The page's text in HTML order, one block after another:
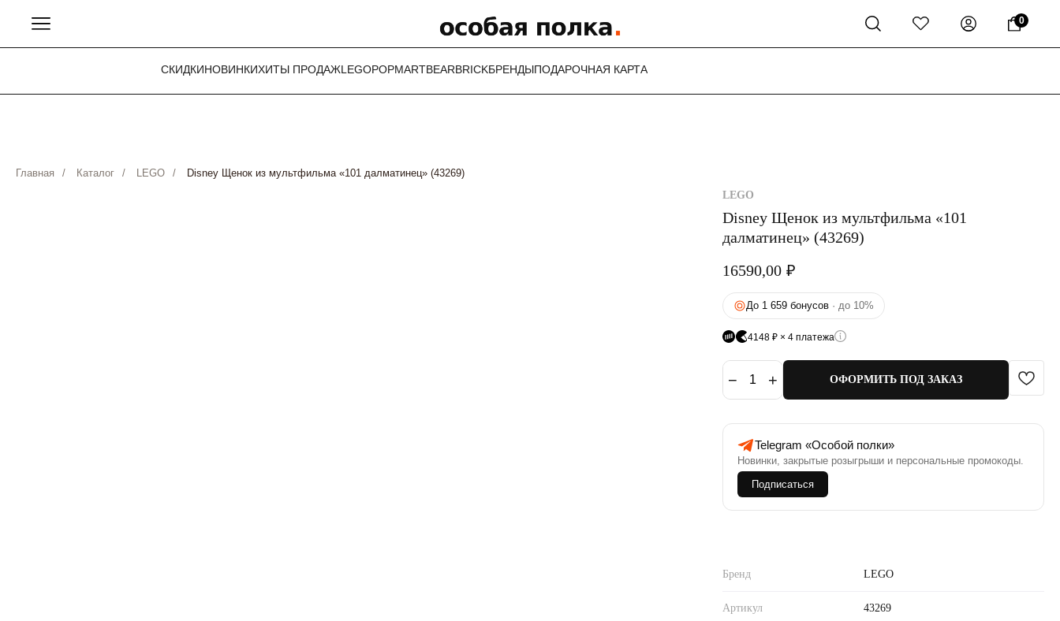
0
СКИДКИНОВИНКИХИТЫ ПРОДАЖLEGOPOPMARTBEARBRICKБРЕНДЫПОДАРОЧНАЯ КАРТА
Главная / Каталог / LEGO / Disney Щенок из мультфильма «101 далматинец» (43269)
Disney Щенок из мультфильма «101
далматинец» (43269)
LEGO
16590,00 ₽
До 1 659 бонусов · до 10%
4148 ₽ × 4 платежа
− 1 + ОФОРМИТЬ ПОД ЗАКАЗ
Telegram «Особой полки»
Новинки, закрытые розыгрыши и персональные промокоды.
Подписаться
Бренд LEGO
Артикул 43269